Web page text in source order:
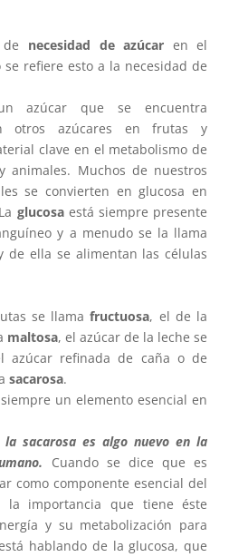
necesidad de azúcar en el
refiere esto a la necesidad de
azúcar que se encuentra
otros azúcares en frutas y
clave en el metabolismo de
animales. Muchos de nuestros
se convierten en glucosa en
glucosaestá siempre presente
y a menudo se la llama
de ella se alimentan las células
se llamafructuosa, el de la
maltosa, el azúcar de la leche se
azúcar refinada de caña o de
sacarosa.
un elemento esencial en
la sacarosa es algo nuevo en la
Cuando se dice que es
como componente esencial del
la importancia que tiene éste
y su metabolización para
hablando de la glucosa, que